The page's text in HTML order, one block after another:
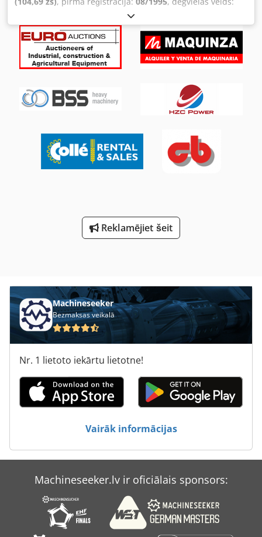
, kopējais svars:6 600 kg
(TÜV):05/2022, krāsa:zaļš, pārnesuma veids:mehānisks,
emisijas klase:euro2, sēdvietu skaits: 3, iekraušanas telpas
tilpums:3 m³, krautuves garums:4 000 mm, iekraušanas
vietas platums:2 200 mm
, iekraušanas telpas augstums:
Reklamējiet šeit
Machineseeker
Bezmaksas veikalā
Nr. 1 lietoto iekārtu lietotne!
Vairāk informācijas
Machineseeker.lv ir oficiālais sponsors: